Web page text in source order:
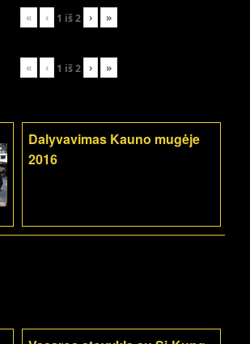
« ‹ 1 iš2 › »
« ‹ 1 iš2 › »
Dalyvavimas Kauno mugėje
2016